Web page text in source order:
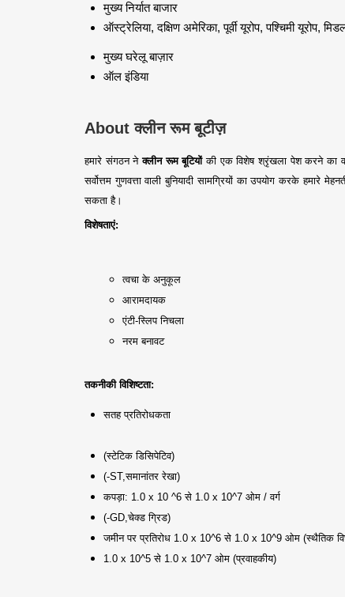
मुख्य निर्यात बाजार
ऑस्ट्रेलिया, दक्षिण अमेरिका, पूर्वी यूरोप, पश्चिमी यूरोप,
मुख्य घरेलू बाज़ार
ऑल इंडिया
About क्लीन रूम बूटीज़
हमारे संगठन नेक्लीन रूम बूटियोंकी एक विशेष श्रृंखला पेश करने का
सर्वोत्तम गुणवत्ता वाली बुनियादी सामग्रियों का उपयोग करके हमारे
सकता है।
विशेषताएं:
त्वचा के अनुकूल
आरामदायक
एंटी-स्लिप निचला
नरम बनावट
तकनीकी विशिष्टता:
सतह प्रतिरोधकता
(स्टेटिक डिसिपेटिव)
(-ST,समानांतर रेखा)
कपड़ा: 1.0 x 10 ^6 से 1.0 x 10^7 ओम / वर्ग
(-GD,चेक्ड ग्रिड)
जमीन पर प्रतिरोध 1.0 x 10^6 से 1.0 x 10^9 ओम (स्थैतिक
1.0 x 10^5 से 1.0 x 10^7 ओम (प्रवाहकीय)